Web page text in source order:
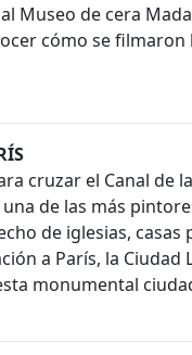
Museo de cera
cómo se
cruzar el Canal de
una de las más
de iglesias, casas
a París, la Ciudad
monumental